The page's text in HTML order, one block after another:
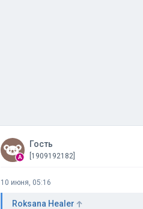
Гость
[1909192182]
10 июня, 05:16
Roksana Healer